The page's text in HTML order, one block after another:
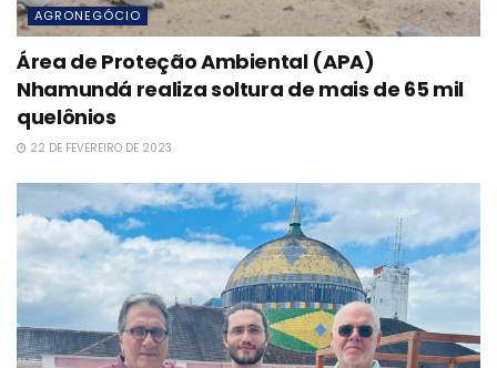
AGRONEGÓCIO
Área de Proteção Ambiental (APA)
Nhamundá realiza soltura de mais de 65 mil
quelônios
22 DE FEVEREIRO DE 2023